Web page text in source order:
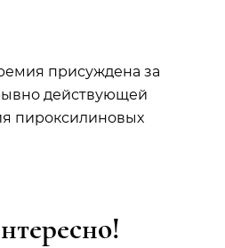
присуждена за
действующей
пироксилиновых